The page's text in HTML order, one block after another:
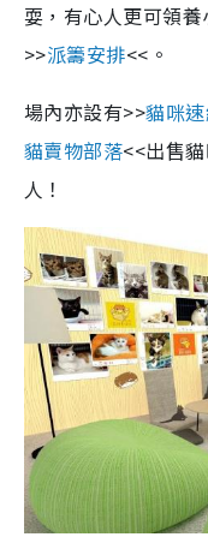
耍，有心人更可領
>>派籌安排<<。
場內亦設有>>貓咪
貓賣物部落<<出售
人！